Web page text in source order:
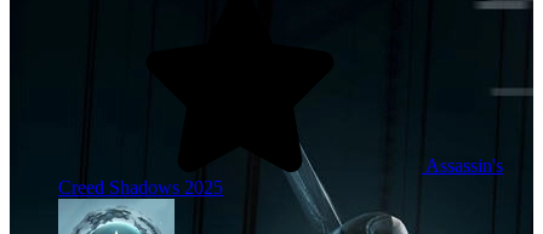
Assassin's
Creed Shadows 2025